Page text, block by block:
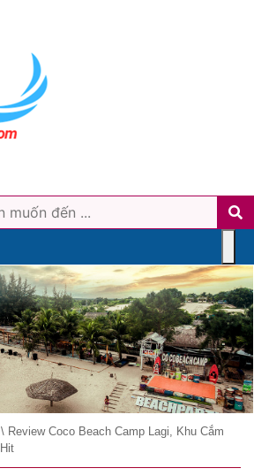
\ Review Coco Beach Camp Lagi, Khu Cắm